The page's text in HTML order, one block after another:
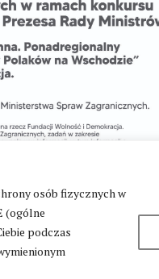
osób fizycznych w
(ogólne
podczas